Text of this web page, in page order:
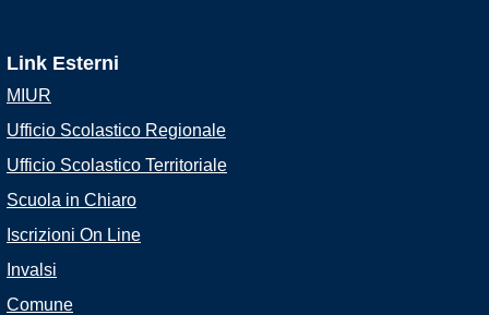
Link Esterni
MIUR
Ufficio Scolastico Regionale
Ufficio Scolastico Territoriale
Scuola in Chiaro
Iscrizioni On Line
Invalsi
Comune